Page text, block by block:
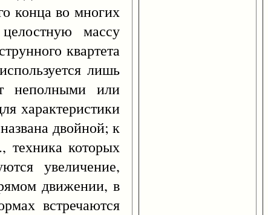
конца во многих
массу
квартета
лишь
неполными или
характеристики
двойной; к
техника которых
увеличение,
движении, в
встречаются